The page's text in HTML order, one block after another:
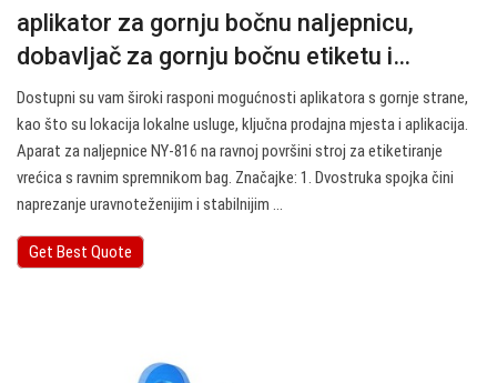
aplikator za gornju bočnu naljepnicu,
dobavljač za gornju bočnu etiketu i…
Dostupni su vam široki rasponi mogućnosti aplikatora s gornje strane,
kao što su lokacija lokalne usluge, ključna prodajna mjesta i aplikacija.
Aparat za naljepnice NY-816 na ravnoj površini stroj za etiketiranje
vrećica s ravnim spremnikom bag. Značajke: 1. Dvostruka spojka čini
naprezanje uravnoteženijim i stabilnijim ...
Get Best Quote